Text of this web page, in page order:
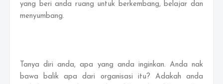
yang beri anda ruang untuk berkembang, belajar dan
menyumbang.
Tanya diri anda, apa yang anda inginkan. Anda nak
bawa balik apa dari organisasi itu? Adakah anda